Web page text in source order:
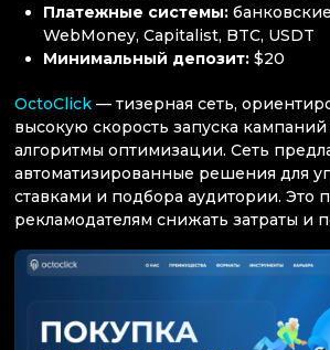
Платежные системы:
WebMoney, Capitalist, BTC, USDT
Минимальный депозит:$20
OctoClick — тизерная сеть,
высокую скорость запуска
алгоритмы оптимизации. Сеть
автоматизированные решения для
ставками и подбора аудитории. Это
рекламодателям снижать затраты и